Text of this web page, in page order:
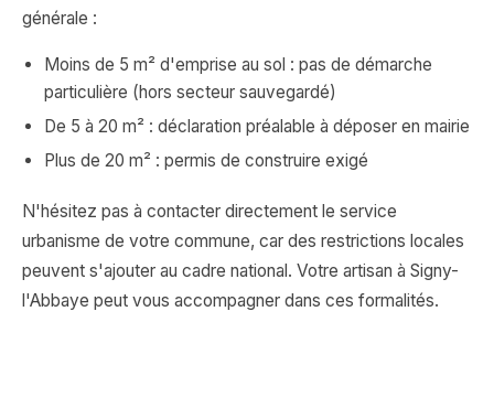
générale :
Moins de 5 m² d'emprise au sol : pas de démarche
particulière (hors secteur sauvegardé)
De 5 à 20 m² : déclaration préalable à déposer en mairie
Plus de 20 m² : permis de construire exigé
N'hésitez pas à contacter directement le service
urbanisme de votre commune, car des restrictions locales
peuvent s'ajouter au cadre national. Votre artisan à Signy-
l'Abbaye peut vous accompagner dans ces formalités.